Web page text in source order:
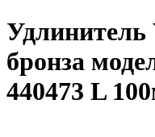
Удлинитель
бронза
440473 L